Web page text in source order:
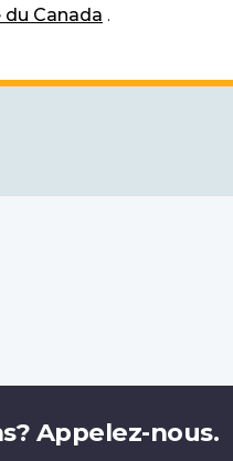
Canada .
Appelez-nous.